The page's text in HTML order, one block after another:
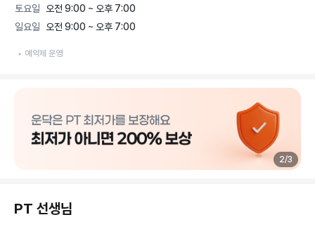
토요일
오전 9:00 ~ 오후 7:00
일요일
오전 9:00 ~ 오후 7:00
예약제 운영
2/3
PT 선생님